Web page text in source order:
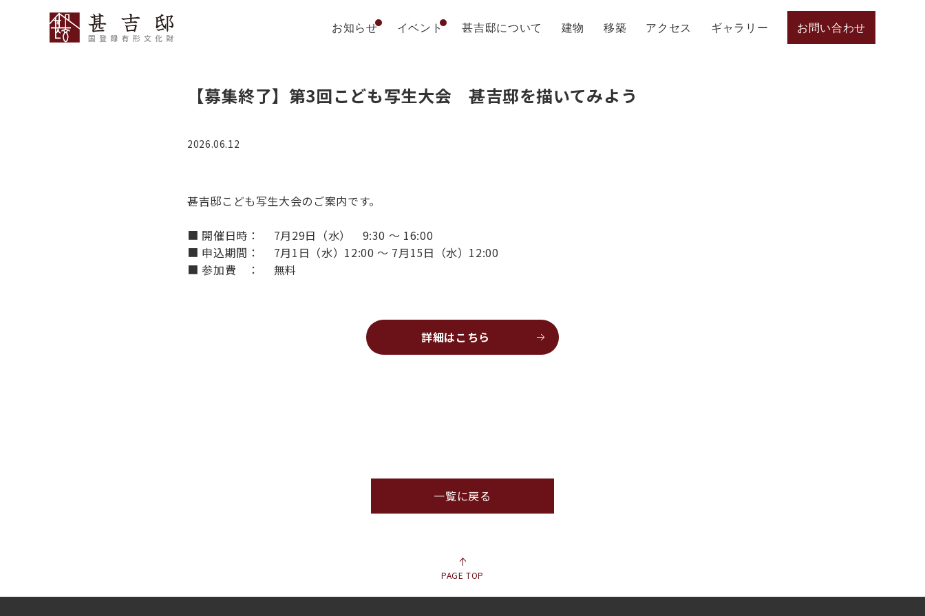
お知らせ イベント 甚吉邸について 建物 移築 アクセス ギャラリー お問い合わせ
【募集終了】第3回こども写生大会 甚吉邸を描いてみよう
2026.06.12
甚吉邸こども写生大会のご案内です。
■ 開催日時： 7月29日（水） 9:30 ～ 16:00
■ 申込期間： 7月1日（水）12:00 ～ 7月15日（水）12:00
■ 参加費 ： 無料
詳細はこちら
一覧に戻る
PAGE TOP